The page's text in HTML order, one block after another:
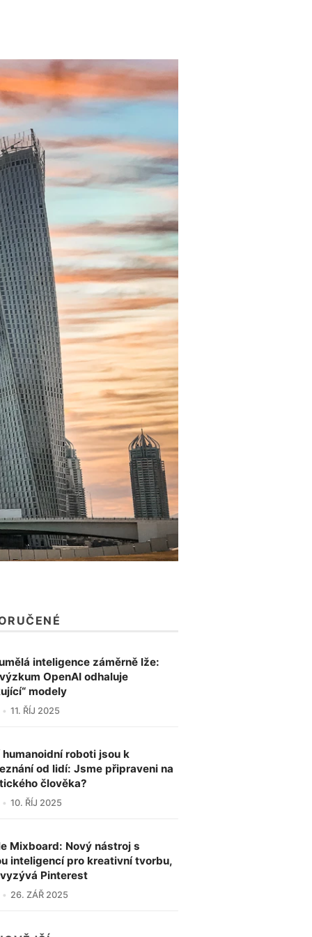
inteligence záměrně lže:
OpenAI odhaluje
modely
11. ŘÍJ 2025
humanoidní roboti jsou k
od lidí: Jsme připraveni na
člověka?
10. ŘÍJ 2025
Mixboard: Nový nástroj s
inteligencí pro kreativní tvorbu,
Pinterest
26. ZÁŘ 2025